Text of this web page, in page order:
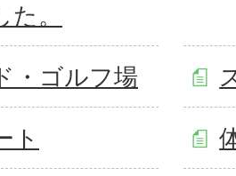
。
・ゴルフ場
ト